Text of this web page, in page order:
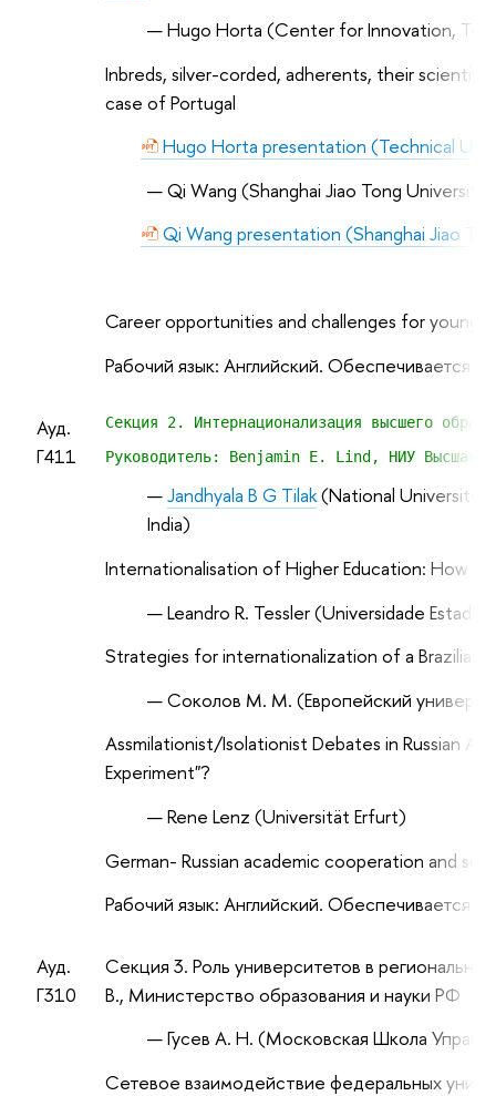
Hugo Horta (Center for Innovation,
Inbreds, silver-corded, adherents, their
case of Portugal
Hugo Horta presentation (Technical
Qi Wang (Shanghai Jiao Tong University)
Qi Wang presentation (Shanghai Jiao
Career opportunities and challenges for young
Рабочий язык: Английский. Обеспечивается
Ауд.
Г411
Секция 2. Интернационализация высшего
Руководитель: Benjamin E. Lind, НИУ Высшая
Jandhyala B G Tilak(National University
India)
Internationalisation of Higher Education: How is
Leandro R. Tessler (Universidade
Strategies for internationalization of a Brazilian
Соколов М. М. (Европейский
Assmilationist/Isolationist Debates in Russian
Experiment"?
Rene Lenz (Universität Erfurt)
German- Russian academic cooperation and
Рабочий язык: Английский. Обеспечивается
Ауд.
Г310
Секция 3. Роль университетов в
В., Министерство образования и науки РФ
Гусев А. Н. (Московская Школа
Сетевое взаимодействие федеральных